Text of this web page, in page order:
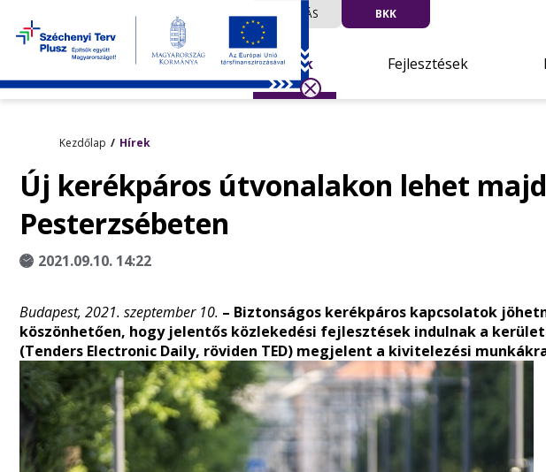
UTAZÁS BKK
Hírek Fejlesztések
Kezdőlap Hírek
Új kerékpáros útvonalakon lehet
Pesterzsébeten
2021.09.10. 14:22
Budapest, 2021. szeptember 10. – Biztonságos kerékpáros kapcsolatok
köszönhetően, hogy jelentős közlekedési fejlesztések indulnak a
(Tenders Electronic Daily, röviden TED) megjelent a kivitelezési